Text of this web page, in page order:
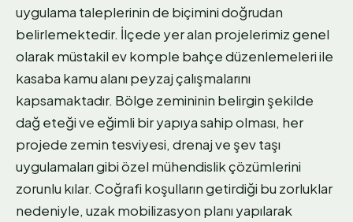
uygulama taleplerinin de biçimini doğrudan
belirlemektedir. İlçede yer alan projelerimiz genel
olarak müstakil ev komple bahçe düzenlemeleri ile
kasaba kamu alanı peyzaj çalışmalarını
kapsamaktadır. Bölge zemininin belirgin şekilde
dağ eteği ve eğimli bir yapıya sahip olması, her
projede zemin tesviyesi, drenaj ve şev taşı
uygulamaları gibi özel mühendislik çözümlerini
zorunlu kılar. Coğrafi koşulların getirdiği bu zorluklar
nedeniyle, uzak mobilizasyon planı yapılarak